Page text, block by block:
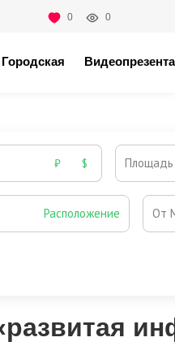
0 0
Городская
₽ $ Площадь
Расположение От